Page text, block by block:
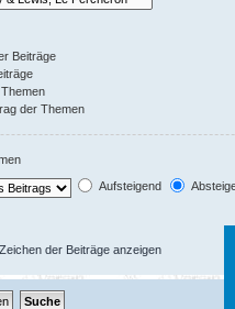
Beiträge
der Themen
Aufsteigend
Zeichen der Beiträge anzeigen